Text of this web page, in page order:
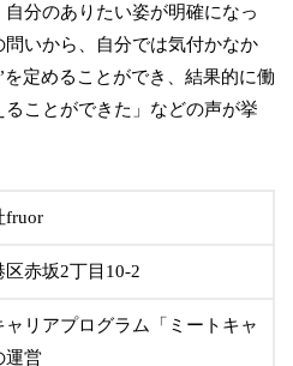
分のありたい姿が明確になっ
いから、自分では気付かなか
定めることができ、結果的に働
ことができた」などの声が挙
fruor
区赤坂2丁目10-2
ャリアプログラム「ミートキャ
運営